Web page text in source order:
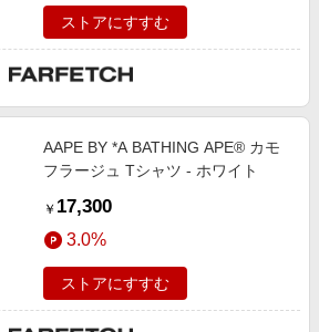
ストアにすすむ
AAPE BY *A BATHING APE® カモ
フラージュ Tシャツ - ホワイト
￥ 17,300
3.0%
ストアにすすむ